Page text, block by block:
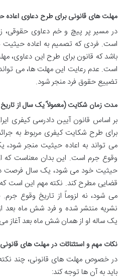
مهلت های قانونی برای طرح دعاوی اعاده
در مسیر پر پیچ و خم دعاوی حقوقی،
است. فردی که تصمیم به اعاده حیثیت
باشد که قانون برای طرح این دعاوی،
است. عدم رعایت این مهلت ها، می
تضییع حقوق فرد منجر شود.
مدت زمان شکایت (معمولاً یک سال از
بر اساس قانون آیین دادرسی کیفری
برای طرح شکایت کیفری مربوط به
می تواند به اعاده حیثیت منجر شود،
وقوع جرم است. این بدان معناست که
حیثیت خود می شود، یک سال فرصت
قضایی مطرح کند. نکته مهم این است
می شود، نه لزوماً از تاریخ وقوع جرم.
نشریه منتشر شده و فرد شش ماه بعد
یک ساله او از همان شش ماه بعد آغاز
نکات مهم و استثنائات در مهلت های قانونی
در خصوص مهلت های قانونی، چند نکته
باید به آن ها توجه کند: